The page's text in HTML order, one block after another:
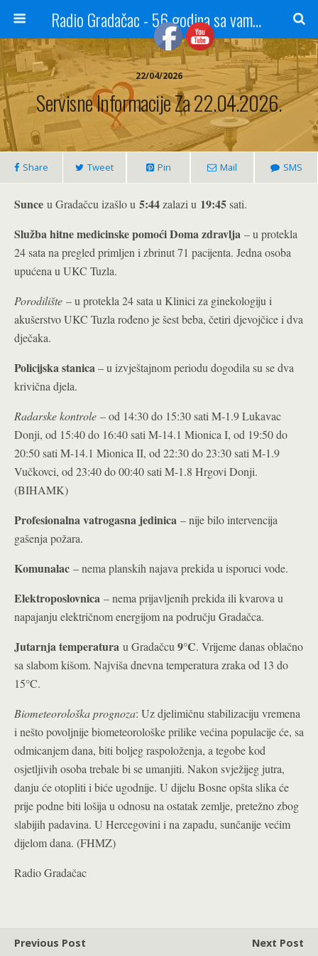
Radio Gradačac - 56 godina sa vama...
22/04/2026
Servisne Informacije Za 22.04.2026.
Share Tweet Pin Mail SMS
Sunce u Gradačcu izašlo u 5:44zalazi u 19:45sati.
Služba hitne medicinske pomoći Doma zdravlja – u protekla
24 sata na pregled primljen i zbrinut 71 pacijenta. Jedna osoba
upućena u UKC Tuzla.
Porodilište – u protekla 24 sata u Klinici za ginekologiju i
akušerstvo UKC Tuzla rođeno je šest beba, četiri djevojčice i dva
dječaka.
Policijska stanica– u izvještajnom periodu dogodila su se dva
krivična djela.
Radarske kontrole – od 14:30 do 15:30 sati M-1.9 Lukavac
Donji, od 15:40 do 16:40 sati M-14.1 Mionica I, od 19:50 do
20:50 sati M-14.1 Mionica II, od 22:30 do 23:30 sati M-1.9
Vučkovci, od 23:40 do 00:40 sati M-1.8 Hrgovi Donji.
(BIHAMK)
Profesionalna vatrogasna jedinica – nije bilo intervencija
gašenja požara.
Komunalac – nema planskih najava prekida u isporuci vode.
Elektroposlovnica – nema prijavljenih prekida ili kvarova u
napajanju električnom energijom na području Gradačca.
Jutarnja temperatura u Gradačcu 9°C. Vrijeme danas oblačno
sa slabom kišom. Najviša dnevna temperatura zraka od 13 do
15°C.
Biometeorološka prognoza: Uz djelimičnu stabilizaciju vremena
i nešto povoljnije biometeorološke prilike većina populacije će, sa
odmicanjem dana, biti boljeg raspoloženja, a tegobe kod
osjetljivih osoba trebale bi se umanjiti. Nakon svježijeg jutra,
danju će otopliti i biće ugodnije. U dijelu Bosne opšta slika će
prije podne biti lošija u odnosu na ostatak zemlje, pretežno zbog
slabijih padavina. U Hercegovini i na zapadu, sunčanije većim
dijelom dana. (FHMZ)
Radio Gradačac
Previous Post
Next Post